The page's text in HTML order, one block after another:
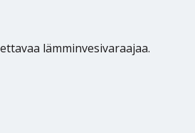
lämminvesivaraajaa.